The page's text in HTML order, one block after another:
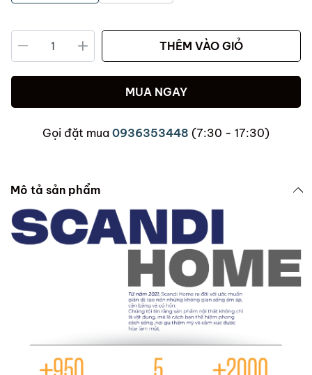
THÊM VÀO GIỎ
MUA NGAY
Gọi đặt mua 0936353448 (7:30 - 17:30)
Mô tả sản phẩm